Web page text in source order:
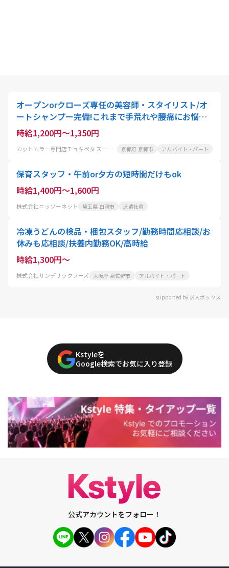
オープンorクローズ専任の美容師・スタイリスト/オ
ートシャンプー完備!これまで手荒れや腰痛にお悩み
の美容師さんにも大好評
時給1,200円～1,350円
カットカラー専門店チョキぺタ スーパーマツモト洛南店 京都府 京都市 アルバイト・パート
保育スタッフ・午前or夕方の短時間だけもok
時給1,400円～1,600円
株式会社ニッソーネット 埼玉県 白岡市 派遣社員
冷凍うどんの検品・梱包スタッフ/勤務時間応相談/お
休みも応相談/扶養内勤務OK/高時給
時給1,300円～
株式会社サンデリックフーズ 大阪府 泉佐野市 アルバイト・パート
supported by 求人ボックス
Kstyleを
Google検索でお気に入り登録
公式アカウントをフォロー！